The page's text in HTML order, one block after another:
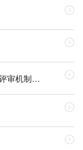


第五天活动——第八期“建工沙龙”聚焦工程争议评审机制创新 

